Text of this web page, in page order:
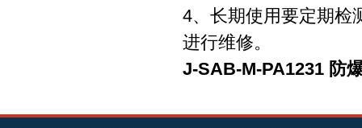
4、长期使用要定期检
进行维修。
J-SAB-M-PA1231 防